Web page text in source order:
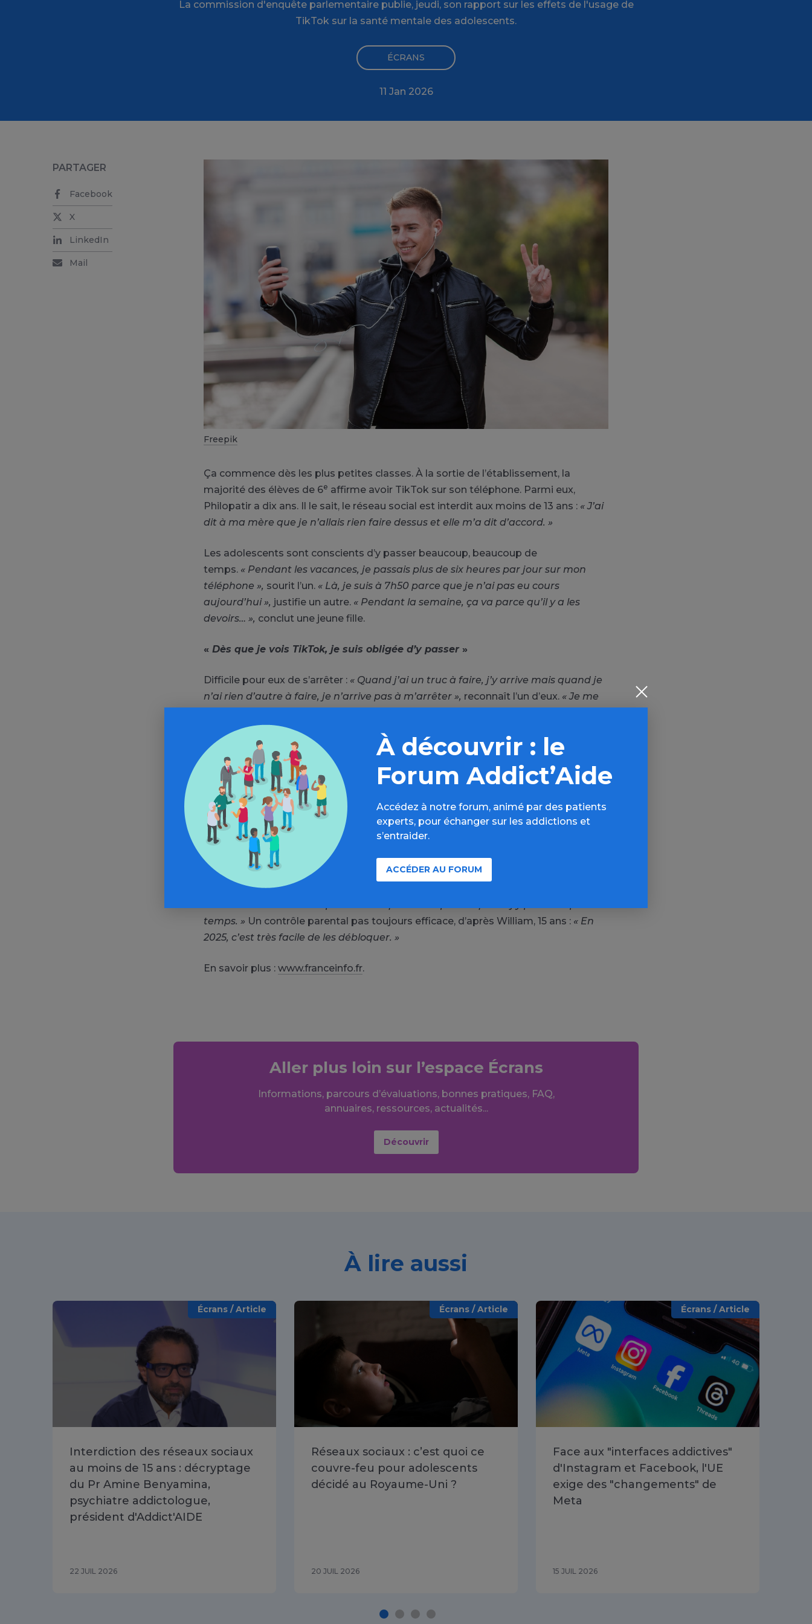
La commission d'enquête parlementaire publie, jeudi, son rapport sur les effets de l'usage de
TikTok sur la santé mentale des adolescents.
ÉCRANS
11 Jan 2026
Freepik
Ça commence dès les plus petites classes. À la sortie de l’établissement, la
majorité des élèves de 6e affirme avoir TikTok sur son téléphone. Parmi eux,
Philopatir a dix ans. Il le sait, le réseau social est interdit aux moins de 13 ans : « J’ai
dit à ma mère que je n’allais rien faire dessus et elle m’a dit d’accord. »
Les adolescents sont conscients d’y passer beaucoup, beaucoup de
temps. « Pendant les vacances, je passais plus de six heures par jour sur mon
téléphone », sourit l’un. « Là, je suis à 7h50 parce que je n’ai pas eu cours
aujourd’hui », justifie un autre. « Pendant la semaine, ça va parce qu’il y a les
devoirs… », conclut une jeune fille.
« Dès que je vois TikTok, je suis obligée d’y passer»
Difficile pour eux de s’arrêter : « Quand j’ai un truc à faire, j’y arrive mais quand je
n’ai rien d’autre à faire, je n’arrive pas à m’arrêter », reconnaît l’un d’eux. « Je me
temps passe super vite. Je fais plus d’une heure, après je me dis encore un peu,
deux heures…
», témoigne une autre.
Alors certains essayent de se réguler. Maryam, 12 ans presque 13 ans, a trouvé une
technique :
« TikTok je ne le mets pas sur mon fond d’écran directement mais je le
mets dans mes applications masquées. Parce que dès que je vois TikTok, je suis
obligée d’y passer. Mon doigt ne peut pas résister à la tentation. »
D’autres enfants sont limités par leurs parents :« Ma mère me fait une limite de
temps, j’ai le droit à une heure par jour »,assure un élève de 6
camarades a le contrôle parental :
temps. » Un contrôle parental pas toujours efficace, d’après William, 15 ans : « En
2025, c’est très facile de les débloquer. »
En savoir plus : www.franceinfo.fr.
PARTAGER
Facebook
X
LinkedIn
Mail
Aller plus loin sur l’espace Écrans
Informations, parcours d’évaluations, bonnes pratiques, FAQ,
annuaires, ressources, actualités...
Découvrir
À lire aussi
Écrans / Article
Interdiction des réseaux sociaux
au moins de 15 ans : décryptage
du Pr Amine Benyamina,
psychiatre addictologue,
président d'Addict'AIDE
22 JUIL 2026
Écrans / Article
Réseaux sociaux : c’est quoi ce
couvre-feu pour adolescents
décidé au Royaume-Uni ?
20 JUIL 2026
Écrans / Article
Face aux "interfaces addictives"
d'Instagram et Facebook, l'UE
exige des "changements" de
Meta
15 JUIL 2026
À découvrir : le
Forum Addict’Aide
Accédez à notre forum, animé par des patients
experts, pour échanger sur les addictions et
s’entraider.
ACCÉDER AU FORUM